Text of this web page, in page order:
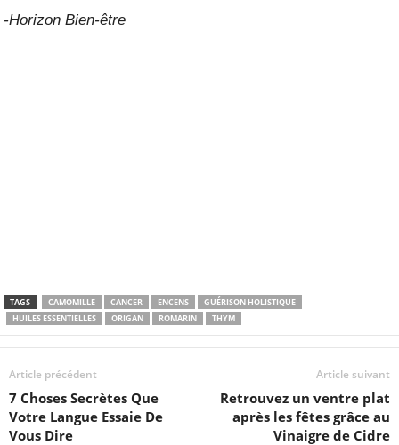
-Horizon Bien-être
TAGS CAMOMILLE CANCER ENCENS
GUÉRISON HOLISTIQUE
HUILES ESSENTIELLES
ORIGAN ROMARIN THYM
Article précédent
7 Choses Secrètes Que
Votre Langue Essaie De
Vous Dire
Article suivant
Retrouvez un ventre plat
après les fêtes grâce au
Vinaigre de Cidre